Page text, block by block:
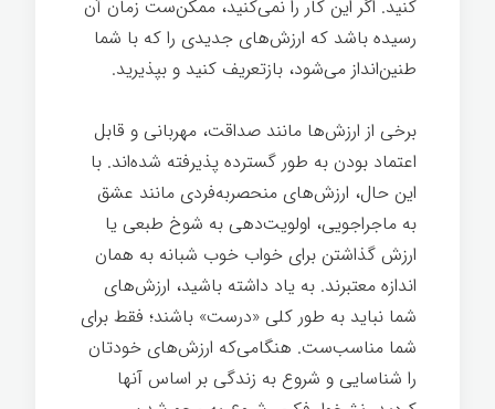
کنید. اگر این کار را نمی‌کنید، ممکن‌ست زمان آن
رسیده باشد که ارزش‌های جدیدی را که با شما
طنین‌انداز می‌شود، بازتعریف کنید و بپذیرید.
برخی از ارزش‌ها مانند صداقت، مهربانی و قابل
اعتماد بودن به طور گسترده پذیرفته شده‌اند. با
این حال، ارزش‌های منحصربه‌فردی مانند عشق
به ماجراجویی، اولویت‌دهی به شوخ طبعی یا
ارزش گذاشتن برای خواب خوب شبانه به همان
اندازه معتبرند. به یاد داشته باشید، ارزش‌های
شما نباید به طور کلی «درست» باشند؛ فقط برای
شما مناسب‌ست. هنگامی‌که ارزش‌های خودتان
را شناسایی و شروع به زندگی بر اساس آنها